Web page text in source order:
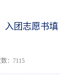
入团志愿书填
： 7115